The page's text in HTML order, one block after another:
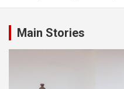
Main Stories